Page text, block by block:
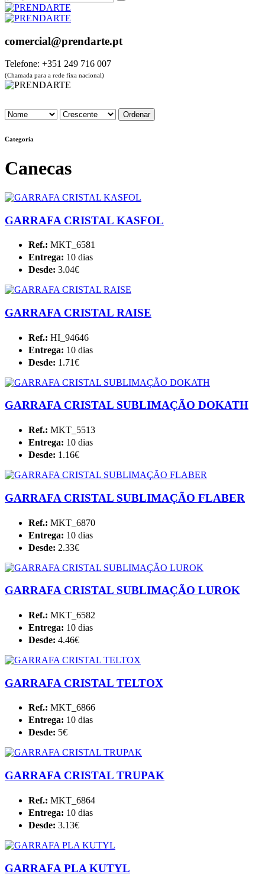
comercial@prendarte.pt
Telefone: +351 249 716 007
(Chamada para a rede fixa nacional)
Categoria
Canecas
GARRAFA CRISTAL KASFOL
Ref.: MKT_6581
Entrega: 10 dias
Desde: 3.04€
GARRAFA CRISTAL RAISE
Ref.: HI_94646
Entrega: 10 dias
Desde: 1.71€
GARRAFA CRISTAL SUBLIMAÇÃO DOKATH
Ref.: MKT_5513
Entrega: 10 dias
Desde: 1.16€
GARRAFA CRISTAL SUBLIMAÇÃO FLABER
Ref.: MKT_6870
Entrega: 10 dias
Desde: 2.33€
GARRAFA CRISTAL SUBLIMAÇÃO LUROK
Ref.: MKT_6582
Entrega: 10 dias
Desde: 4.46€
GARRAFA CRISTAL TELTOX
Ref.: MKT_6866
Entrega: 10 dias
Desde: 5€
GARRAFA CRISTAL TRUPAK
Ref.: MKT_6864
Entrega: 10 dias
Desde: 3.13€
GARRAFA PLA KUTYL